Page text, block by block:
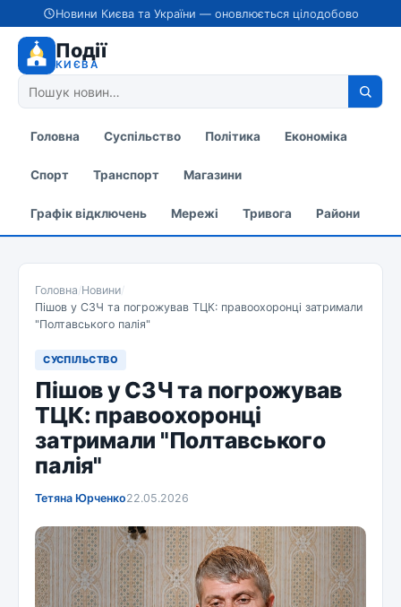
Новини Києва та України — оновлюється цілодобово
Події
КИЄВА
Головна Суспільство Політика Економіка
Спорт Транспорт Магазини
Графік відключень Мережі Тривога Райони
Головна/Новини/
Пішов у СЗЧ та погрожував ТЦК: правоохоронці затримали
"Полтавського палія"
СУСПІЛЬСТВО
Пішов у СЗЧ та погрожував
ТЦК: правоохоронці
затримали "Полтавського
палія"
Тетяна Юрченко22.05.2026